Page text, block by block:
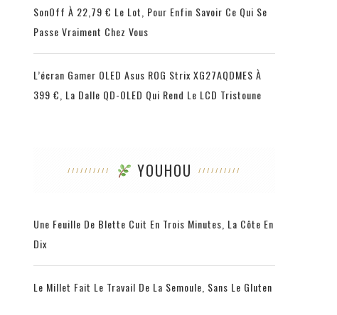
SonOff À 22,79 € Le Lot, Pour Enfin Savoir Ce Qui Se
Passe Vraiment Chez Vous
L’écran Gamer OLED Asus ROG Strix XG27AQDMES À
399 €, La Dalle QD-OLED Qui Rend Le LCD Tristoune
YOUHOU
Une Feuille De Blette Cuit En Trois Minutes, La Côte En
Dix
Le Millet Fait Le Travail De La Semoule, Sans Le Gluten